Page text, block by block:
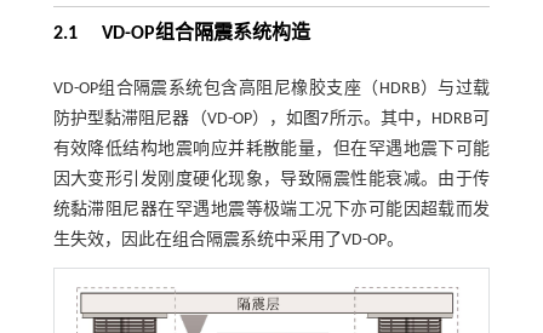
2.1 VD-OP组合隔震系统构造
VD-OP组合隔震系统包含高阻尼橡胶支座（HDRB）与过载
防护型黏滞阻尼器（VD-OP），如 图7所示。其中，HDRB可
有效降低结构地震响应并耗散能量，但在罕遇地震下可能
因大变形引发刚度硬化现象，导致隔震性能衰减。由于传
统黏滞阻尼器在罕遇地震等极端工况下亦可能因超载而发
生失效，因此在组合隔震系统中采用了VD-OP。